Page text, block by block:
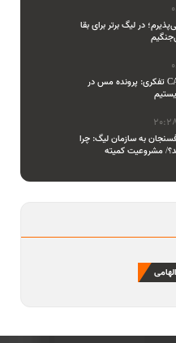
در لیگ برتر برای بقا
تفکری: پرونده مس در CAS باز است؛ تا آخرین لحظه
به سازمان لیگ: چرا
مشروعیت کمیته
الهامی